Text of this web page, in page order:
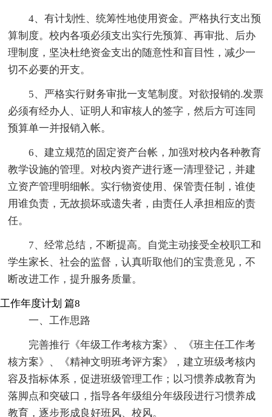
4、有计划性、统筹性地使用资金。严格执行支出预
算制度。校内各项必须支出实行先预算、再审批、后办
理制度，坚决杜绝资金支出的随意性和盲目性，减少一
切不必要的开支。
5、严格实行财务审批一支笔制度。对欲报销的.发票
必须有经办人、证明人和审核人的签字，然后方可连同
预算单一并报销入帐。
6、建立规范的固定资产台帐，加强对校内各种教育
教学设施的管理。对校内资产进行逐一清理登记，并建
立资产管理明细帐。实行物资使用、保管责任制，谁使
用谁负责，无故损坏或遗失者，由责任人承担相应的责
任。
7、经常总结，不断提高。自觉主动接受全校职工和
学生家长、社会的监督，认真听取他们的宝贵意见，不
断改进工作，提升服务质量。
工作年度计划 篇8
一、工作思路
完善推行《年级工作考核方案》、《班主任工作考
核方案》、《精神文明班考评方案》，建立班级考核内
容及指标体系，促进班级管理工作；以习惯养成教育为
落脚点和突破口，指导各年级组分年级段进行习惯养成
教育，逐步形成良好班风、校风。